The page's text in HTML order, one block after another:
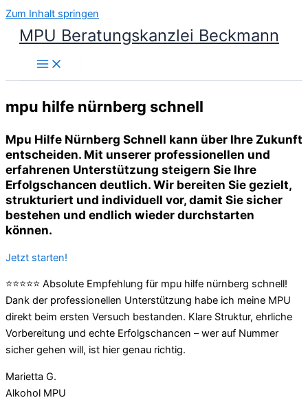
Zum Inhalt springen
MPU Beratungskanzlei Beckmann
mpu hilfe nürnberg schnell
Mpu Hilfe Nürnberg Schnell kann über Ihre Zukunft
entscheiden. Mit unserer professionellen und
erfahrenen Unterstützung steigern Sie Ihre
Erfolgschancen deutlich. Wir bereiten Sie gezielt,
strukturiert und individuell vor, damit Sie sicher
bestehen und endlich wieder durchstarten
können.
Jetzt starten!
⭐⭐⭐⭐⭐ Absolute Empfehlung für mpu hilfe nürnberg schnell!
Dank der professionellen Unterstützung habe ich meine MPU
direkt beim ersten Versuch bestanden. Klare Struktur, ehrliche
Vorbereitung und echte Erfolgschancen – wer auf Nummer
sicher gehen will, ist hier genau richtig.
Marietta G.
Alkohol MPU